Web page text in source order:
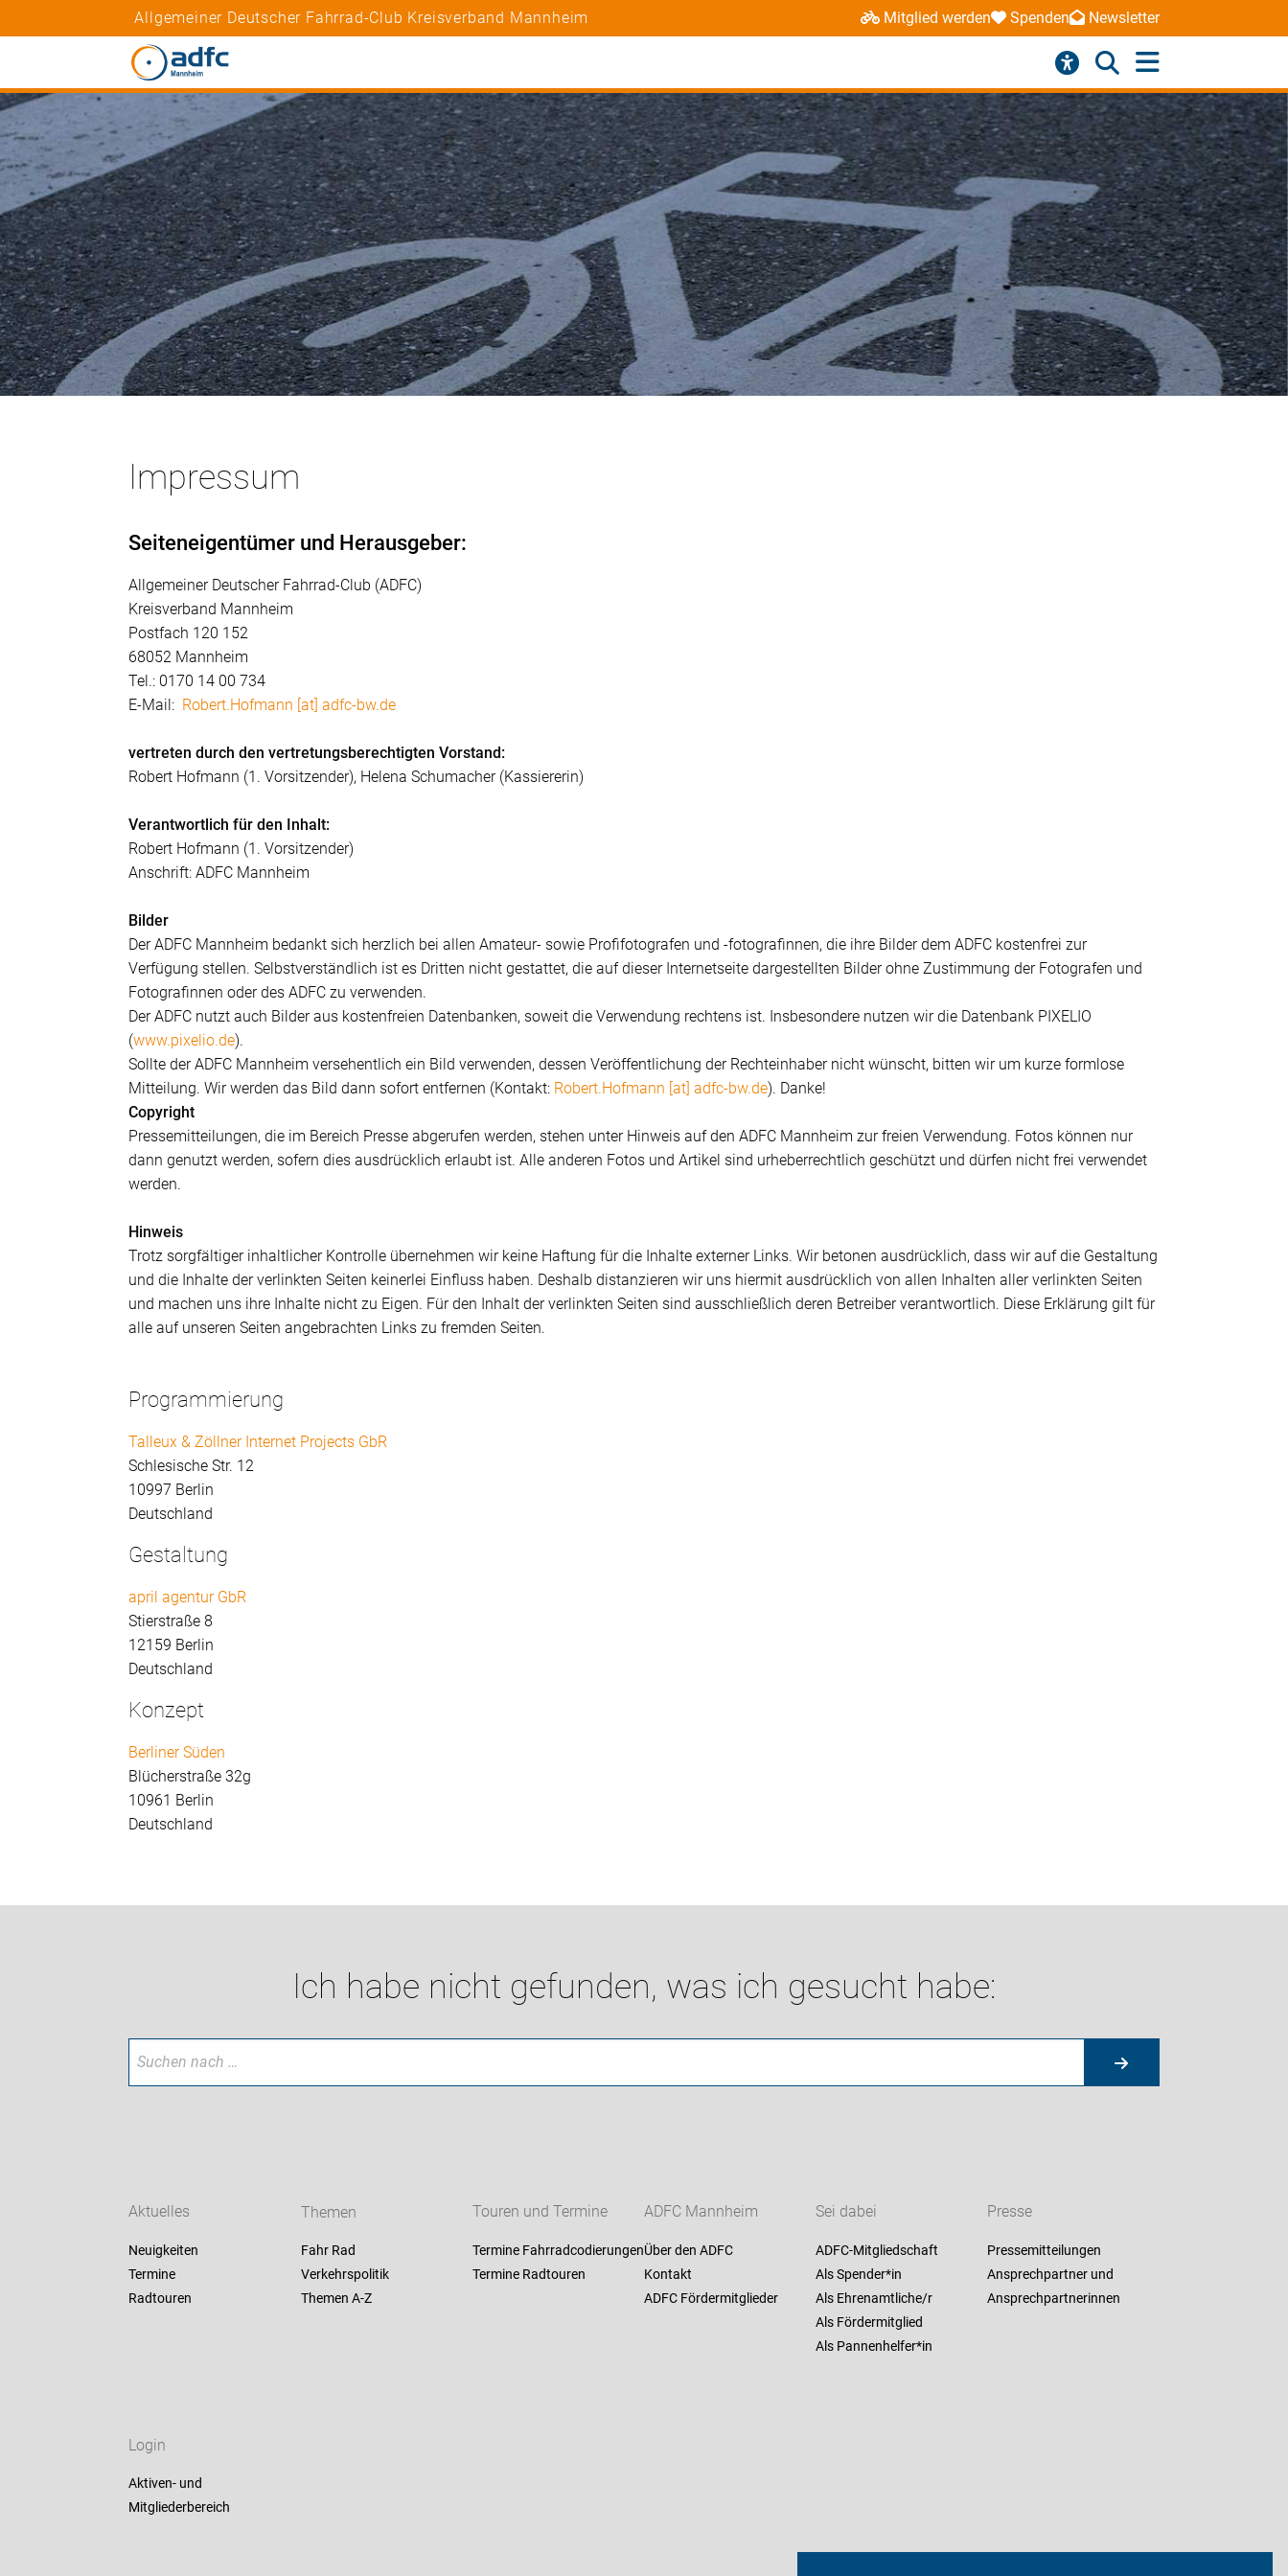
Allgemeiner Deutscher Fahrrad-Club Kreisverband Mannheim Mitglied werden Spenden Newsletter
Impressum
Seiteneigentümer und Herausgeber:
Allgemeiner Deutscher Fahrrad-Club (ADFC)
Kreisverband Mannheim
Postfach 120 152
68052 Mannheim
Tel.: 0170 14 00 734
E-Mail: Robert.Hofmann [at] adfc-bw.de
vertreten durch den vertretungsberechtigten Vorstand:
Robert Hofmann (1. Vorsitzender), Helena Schumacher (Kassiererin)
Verantwortlich für den Inhalt:
Robert Hofmann (1. Vorsitzender)
Anschrift: ADFC Mannheim
Bilder
Der ADFC Mannheim bedankt sich herzlich bei allen Amateur- sowie Profifotografen und -fotografinnen, die ihre Bilder dem ADFC kostenfrei zur
Verfügung stellen. Selbstverständlich ist es Dritten nicht gestattet, die auf dieser Internetseite dargestellten Bilder ohne Zustimmung der Fotografen und
Fotografinnen oder des ADFC zu verwenden.
Der ADFC nutzt auch Bilder aus kostenfreien Datenbanken, soweit die Verwendung rechtens ist. Insbesondere nutzen wir die Datenbank PIXELIO
(www.pixelio.de).
Sollte der ADFC Mannheim versehentlich ein Bild verwenden, dessen Veröffentlichung der Rechteinhaber nicht wünscht, bitten wir um kurze formlose
Mitteilung. Wir werden das Bild dann sofort entfernen (Kontakt: Robert.Hofmann [at] adfc-bw.de). Danke!
Copyright
Pressemitteilungen, die im Bereich Presse abgerufen werden, stehen unter Hinweis auf den ADFC Mannheim zur freien Verwendung. Fotos können nur
dann genutzt werden, sofern dies ausdrücklich erlaubt ist. Alle anderen Fotos und Artikel sind urheberrechtlich geschützt und dürfen nicht frei verwendet
werden.
Hinweis
Trotz sorgfältiger inhaltlicher Kontrolle übernehmen wir keine Haftung für die Inhalte externer Links. Wir betonen ausdrücklich, dass wir auf die Gestaltung
und die Inhalte der verlinkten Seiten keinerlei Einfluss haben. Deshalb distanzieren wir uns hiermit ausdrücklich von allen Inhalten aller verlinkten Seiten
und machen uns ihre Inhalte nicht zu Eigen. Für den Inhalt der verlinkten Seiten sind ausschließlich deren Betreiber verantwortlich. Diese Erklärung gilt für
alle auf unseren Seiten angebrachten Links zu fremden Seiten.
Programmierung
Talleux & Zöllner Internet Projects GbR
Schlesische Str. 12
10997 Berlin
Deutschland
Gestaltung
april agentur GbR
Stierstraße 8
12159 Berlin
Deutschland
Konzept
Berliner Süden
Blücherstraße 32g
10961 Berlin
Deutschland
Ich habe nicht gefunden, was ich gesucht habe:
Aktuelles
Neuigkeiten
Termine
Radtouren
Themen
Fahr Rad
Verkehrspolitik
Themen A-Z
Touren und Termine
Termine Fahrradcodierungen
Termine Radtouren
ADFC Mannheim
Über den ADFC
Kontakt
ADFC Fördermitglieder
Sei dabei
ADFC-Mitgliedschaft
Als Spender*in
Als Ehrenamtliche/r
Als Fördermitglied
Als Pannenhelfer*in
Presse
Pressemitteilungen
Ansprechpartner und
Ansprechpartnerinnen
Login
Aktiven- und
Mitgliederbereich